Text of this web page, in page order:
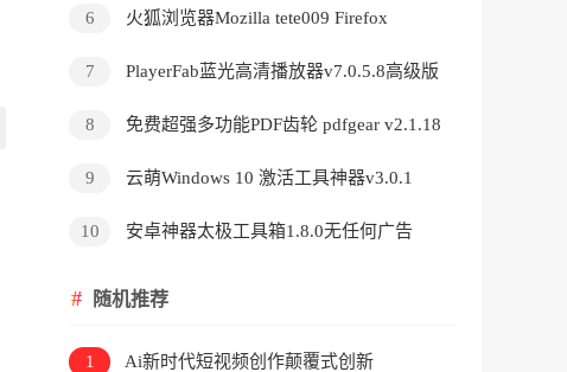
6
火狐浏览器Mozilla tete009 Firefox
7
PlayerFab蓝光高清播放器v7.0.5.8高级版
8 免费超强多功能PDF齿轮 pdfgear v2.1.18
9 云萌Windows 10 激活工具神器v3.0.1
10 安卓神器太极工具箱1.8.0无任何广告
随机推荐
1 Ai新时代短视频创作颠覆式创新